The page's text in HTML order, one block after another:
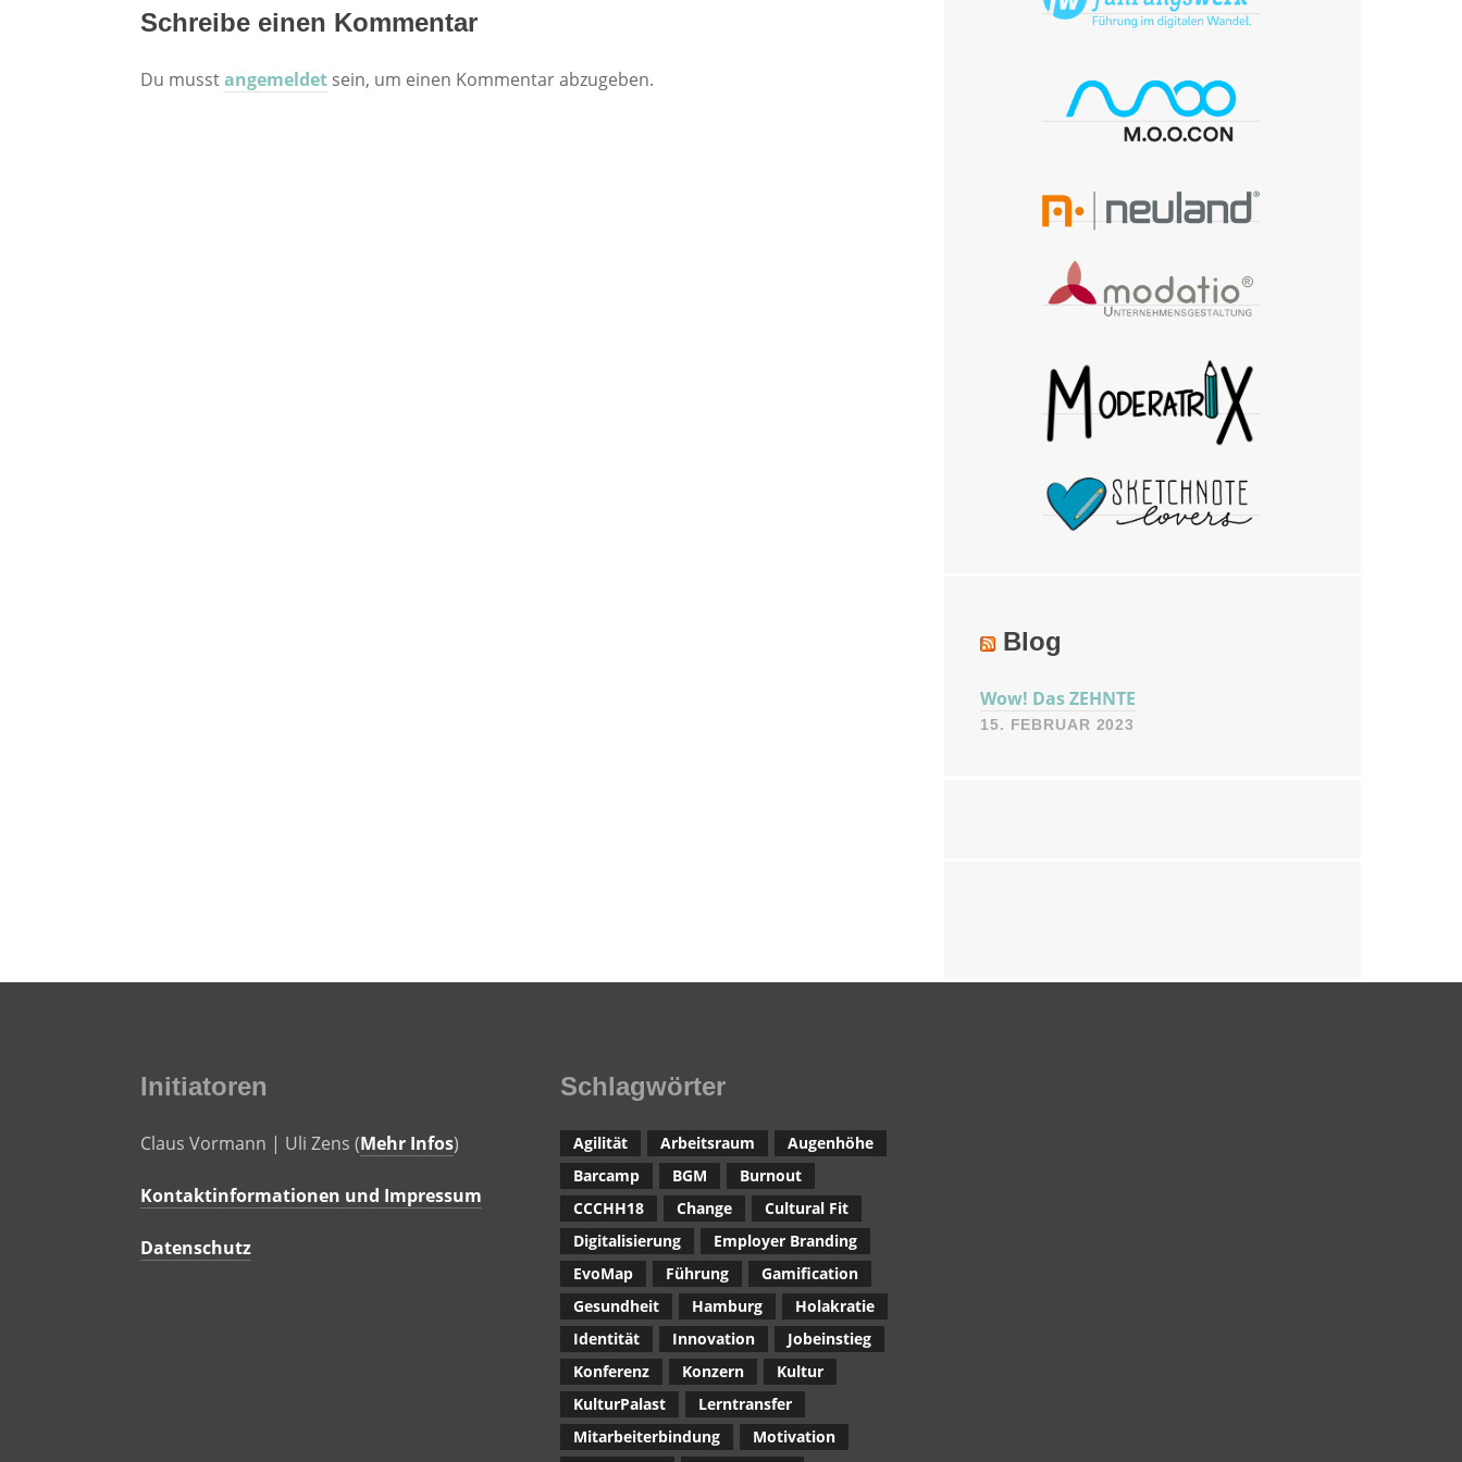
Schreibe einen Kommentar
Du musstangemeldet sein, um einen Kommentar abzugeben.
Blog
Wow! Das ZEHNTE
15. FEBRUAR 2023
Initiatoren
Claus Vormann | Uli Zens (Mehr Infos)
Kontaktinformationen und Impressum
Datenschutz
Schlagwörter
Agilität Arbeitsraum
Augenhöhe
Barcamp
BGM
Burnout
CCCHH18
Change
Cultural Fit
Digitalisierung
Employer Branding
EvoMap
Führung
Gamification
Gesundheit
Hamburg
Holakratie
Identität
Innovation
Jobeinstieg
Konferenz
Konzern
Kultur
KulturPalast
Lerntransfer
Mitarbeiterbindung
Motivation